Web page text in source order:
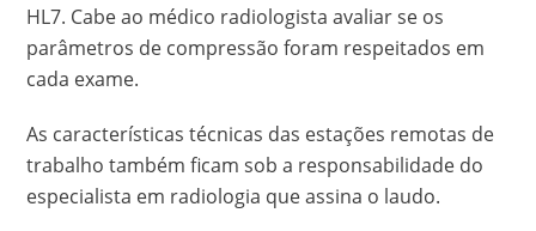
HL7. Cabe ao médico radiologista avaliar se os
parâmetros de compressão foram respeitados em
cada exame.
As características técnicas das estações remotas de
trabalho também ficam sob a responsabilidade do
especialista em radiologia que assina o laudo.